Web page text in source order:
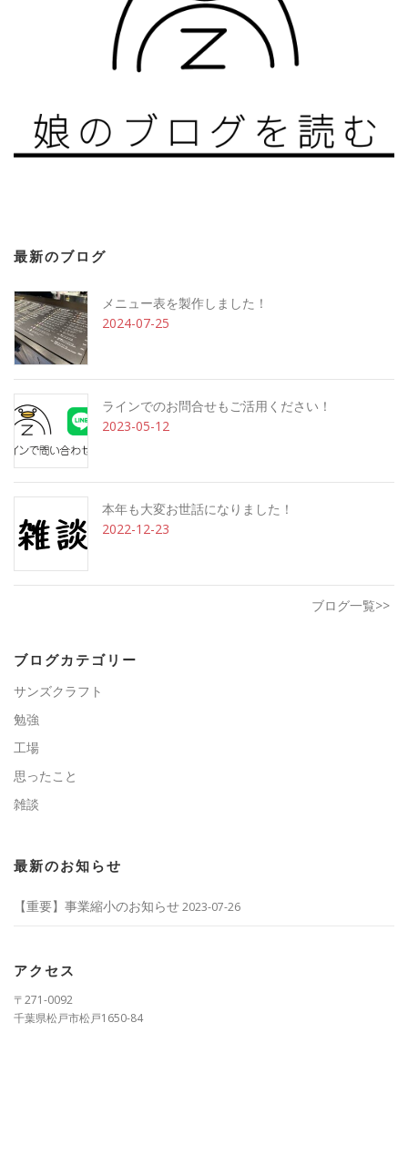
最新のブログ
メニュー表を製作しました！
2024-07-25
ラインでのお問合せもご活用ください！
2023-05-12
本年も大変お世話になりました！
2022-12-23
ブログ一覧>>
ブログカテゴリー
サンズクラフト
勉強
工場
思ったこと
雑談
最新のお知らせ
【重要】事業縮小のお知らせ2023-07-26
アクセス
〒271-0092
千葉県松戸市松戸1650-84